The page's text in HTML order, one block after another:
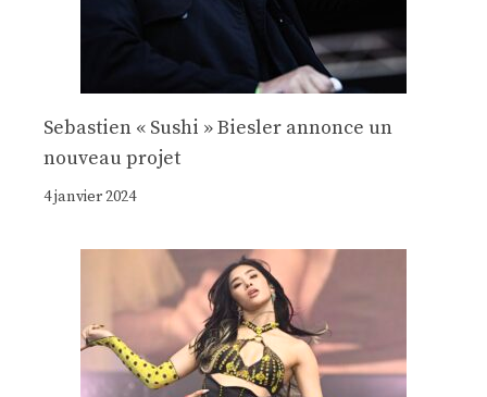
Sebastien « Sushi » Biesler annonce un
nouveau projet
4 janvier 2024